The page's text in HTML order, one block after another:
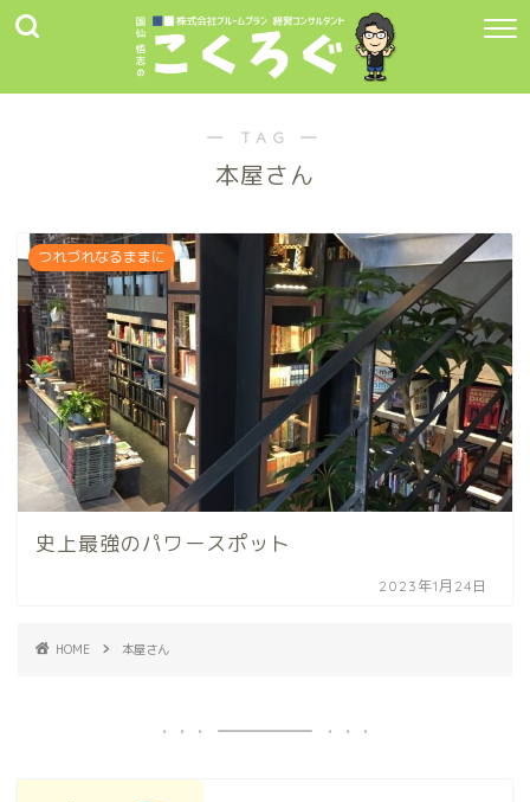
― TAG ―
本屋さん
つれづれなるままに
史上最強のパワースポット
2023年1月24日
HOME 本屋さん